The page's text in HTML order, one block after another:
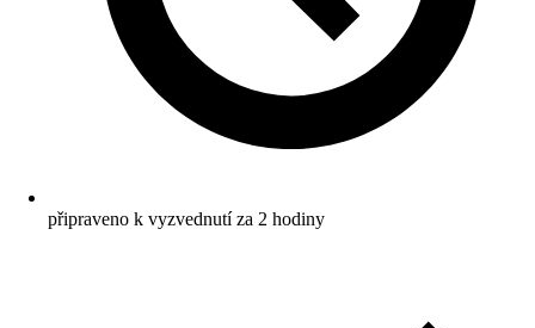
připraveno k vyzvednutí za 2 hodiny